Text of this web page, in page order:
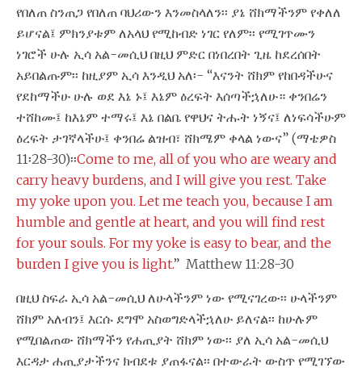
የበለጠ ስንጠጋ የበለጠ ባህሪውን እንመስላለን፡፡ ያኔ ሸክማችንም የቀለለ
ይሆናል፤ ምክንያቱም ለአላህ የሚከብድ ነገር የለም፡፡ የሚገጥሙን
ነገሮች ሁሉ ኢሳ አል-መሲህ በዚህ ምድር በነበረበት ጊዜ ከደረሰበት
አይበልጡም፡፡ ከዚያም ኢሳ እንዲህ አለ፡- “እናንት ሸክም የከበዳችሁና
የደከማችሁ ሁሉ ወደ እኔ ኑ፤ እኔም ዕረፍት እሰጣችኋለሁ። ቀንበሬን
ተሸከሙ፤ ከእኔም ተማሩ፤ እኔ በልቤ የዋህና ትሑት ነኝና፤ ለነፍሳችሁም
ዕረፍት ታገኛላችሁ፤ ቀንበሬ ልዝብ፣ ሸክሜም ቀላል ነውና” (ማቴዎስ
11፡28-30)፡፡Come to me, all of you who are weary and
carry heavy burdens, and I will give you rest. Take
my yoke upon you. Let me teach you, because I am
humble and gentle at heart, and you will find rest
for your souls. For my yoke is easy to bear, and the
burden I give you is light.” Matthew 11:28-30
በዚህ ስፍራ ኢሳ አል-መሲህ ለሁላችንም ነው የሚናገረው፡፡ ሁላችንም
ሸክም አለብን፤ እርሱ ደግሞ አስወግድላችኋለሁ ይለናል፡፡ ከሁሉም
የሚበልጠው ሸክማችን የሐጢያት ሸክም ነው፡፡ ያለ ኢሳ አል-መሲህ
እርዳታ ሐጢያታችንና ክብደቱ ያጠፋናል፡፡ በተውራት ውስጥ የሚገኘው